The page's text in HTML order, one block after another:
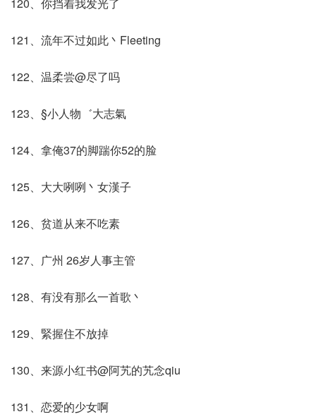
121、流年不过如此丶Fleeting
122、温柔尝@尽了吗
123、§小人物゛大志氣
124、拿俺37的脚踹你52的脸
125、大大咧咧丶女漢子
126、贫道从来不吃素
127、广州 26岁人事主管
128、有没有那么一首歌丶
129、緊握住不放掉
130、来源小红书@阿艽的艽念qiu
131、恋爱的少女啊